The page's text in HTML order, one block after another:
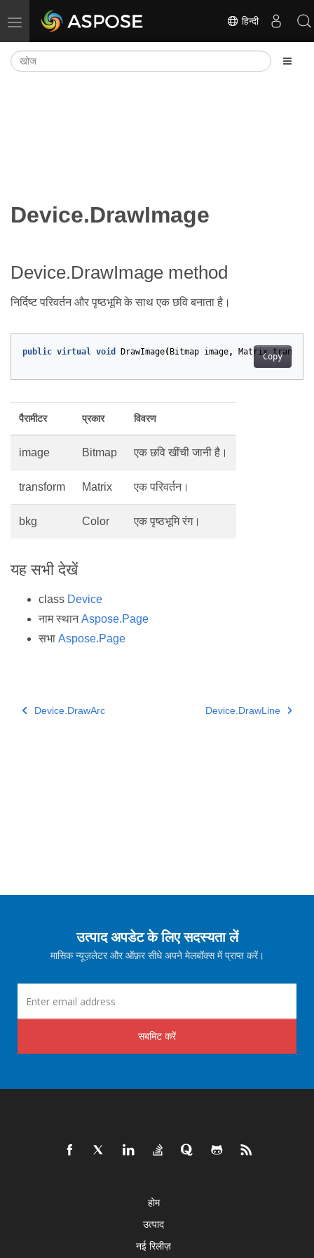
नेविगेशन टॉगल करें हिन्दी
Device.DrawImage
Device.DrawImage method
निर्दिष्ट परिवर्तन और पृष्ठभूमि के साथ एक छवि बनाता है।
Copy
public virtual void DrawImage( Bitmap image, Matrix
पैरामीटर प्रकार विवरण
image Bitmap एक छवि खींची जानी है।
transform Matrix एक परिवर्तन।
bkg Color एक पृष्ठभूमि रंग।
यह सभी देखें
class Device
नाम स्थानAspose.Page
सभा Aspose.Page
Device.DrawArc Device.DrawLine
उत्पाद अपडेट के लिए सदस्यता लें
मासिक न्यूज़लेटर और ऑफ़र सीधे अपने मेलबॉक्स में प्राप्त करें।
सबमिट करें
होम
उत्पाद
नई रिलीज़